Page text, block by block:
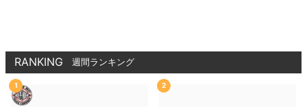
RANKING 週間ランキング
1 2